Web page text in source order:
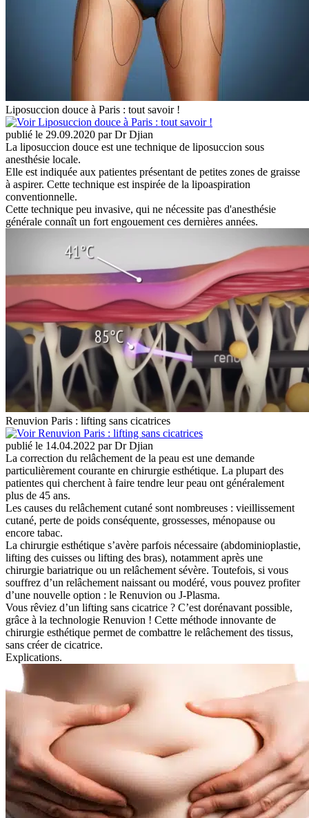
Liposuccion douce à Paris : tout savoir !
publié le 29.09.2020 par Dr Djian
La liposuccion douce est une technique de liposuccion sous
anesthésie locale.
Elle est indiquée aux patientes présentant de petites zones de graisse
à aspirer. Cette technique est inspirée de la lipoaspiration
conventionnelle.
Cette technique peu invasive, qui ne nécessite pas d'anesthésie
générale connaît un fort engouement ces dernières années.
Renuvion Paris : lifting sans cicatrices
publié le 14.04.2022 par Dr Djian
La correction du relâchement de la peau est une demande
particulièrement courante en chirurgie esthétique. La plupart des
patientes qui cherchent à faire tendre leur peau ont généralement
plus de 45 ans.
Les causes du relâchement cutané sont nombreuses : vieillissement
cutané, perte de poids conséquente, grossesses, ménopause ou
encore tabac.
La chirurgie esthétique s’avère parfois nécessaire (abdominioplastie,
lifting des cuisses ou lifting des bras), notamment après une
chirurgie bariatrique ou un relâchement sévère. Toutefois, si vous
souffrez d’un relâchement naissant ou modéré, vous pouvez profiter
d’une nouvelle option : le Renuvion ou J-Plasma.
Vous rêviez d’un lifting sans cicatrice ? C’est dorénavant possible,
grâce à la technologie Renuvion ! Cette méthode innovante de
chirurgie esthétique permet de combattre le relâchement des tissus,
sans créer de cicatrice.
Explications.